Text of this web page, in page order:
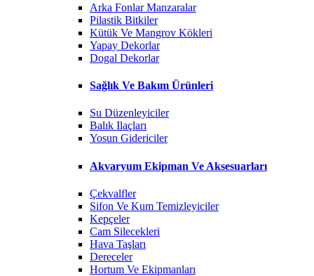
Arka Fonlar Manzaralar
Pilastik Bitkiler
Kütük Ve Mangrov Kökleri
Yapay Dekorlar
Dogal Dekorlar
Sağlık Ve Bakım Ürünleri
Su Düzenleyiciler
Balık Ilaçları
Yosun Gidericiler
Akvaryum Ekipman Ve Aksesuarları
Çekvalfler
Sifon Ve Kum Temizleyiciler
Kepçeler
Cam Silecekleri
Hava Taşları
Dereceler
Hortum Ve Ekipmanları